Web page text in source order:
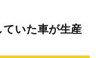
ていた車が生産